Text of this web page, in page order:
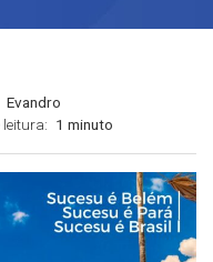
Evandro
1 minuto